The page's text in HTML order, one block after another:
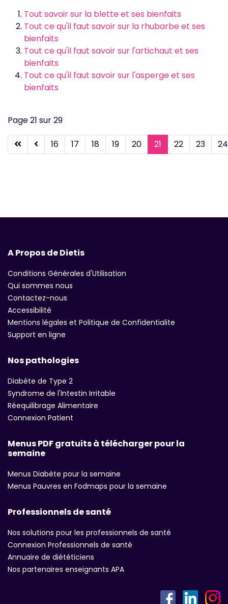
Tout savoir sur la blette et ses bienfaits
Tout ce qu'il faut savoir sur la rhubarbe et ses
bienfaits
Tout ce qu'il faut savoir sur l'artichaut et ses
bienfaits
Tout ce qu'il faut savoir sur l'asperge et ses
bienfaits
Page 21 sur 29
16 17 18 19 20 21 22 23 24
A Propos de Dietis
Conditions Générales d'Utilisation
Qui sommes nous
Contactez-nous
Accessibilité
Mentions légales et Politique de Confidentialite
Support en ligne
Nos pathologies
Diabète de Type 2
Syndrome de l'Intestin Irritable
Réequilibrage Alimentaire
Connexion Patient
Menus PDF gratuits à télécharger pour la
semaine
Menus Diabète pour la semaine
Menus Pauvres en Fodmaps pour la semaine
Professionnels de santé
Nos solutions pour les professionnels de santé
Connexion Professionnels de santé
Annuaire de diététiciens
Nos partenaires enseignants APA